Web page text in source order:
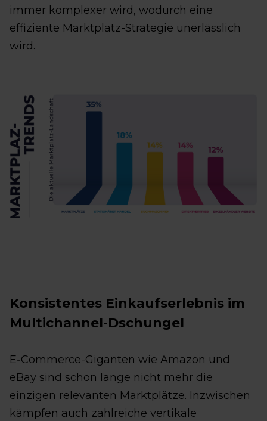
immer komplexer wird, wodurch eine
effiziente Marktplatz-Strategie unerlässlich
wird.
Konsistentes Einkaufserlebnis im
Multichannel-Dschungel
E‑Commerce-Giganten wie Amazon und
eBay sind schon lange nicht mehr die
einzigen relevanten Marktplätze. Inzwischen
kämpfen auch zahlreiche vertikale